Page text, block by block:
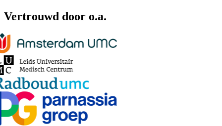
Vertrouwd door o.a.